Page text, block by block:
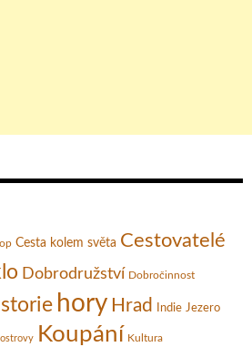
Cesta kolem světa Cestovatelé
Dobrodružství Dobročinnost
hory Hrad Indie Jezero
ostrovy Koupání Kultura